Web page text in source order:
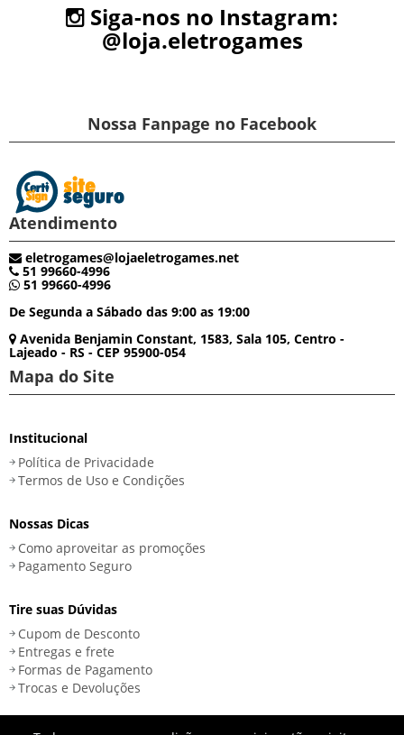
Siga-nos no Instagram:
@loja.eletrogames
Nossa Fanpage no Facebook
Atendimento
eletrogames@lojaeletrogames.net
51 99660-4996
51 99660-4996
De Segunda a Sábado das 9:00 as 19:00
Avenida Benjamin Constant, 1583, Sala 105, Centro -
Lajeado - RS - CEP 95900-054
Mapa do Site
Institucional
Política de Privacidade
Termos de Uso e Condições
Nossas Dicas
Como aproveitar as promoções
Pagamento Seguro
Tire suas Dúvidas
Cupom de Desconto
Entregas e frete
Formas de Pagamento
Trocas e Devoluções